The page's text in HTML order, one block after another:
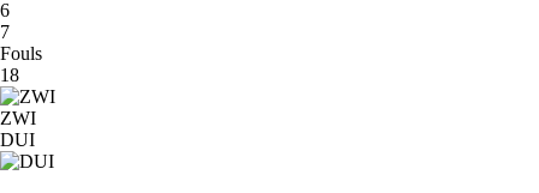
6
7
Fouls
18
ZWI
DUI